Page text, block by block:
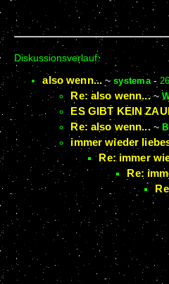
Diskussionsverlauf:
also wenn... ~systema-
Re: also wenn...~
ES GIBT KEIN
Re: also wenn...~
immer wieder
Re: immer
Re: